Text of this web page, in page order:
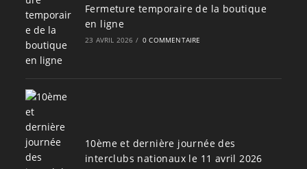
Fermeture temporaire de la boutique
en ligne
23 AVRIL 2026 / 0 COMMENTAIRE
10ème et dernière journée des
interclubs nationaux le 11 avril 2026